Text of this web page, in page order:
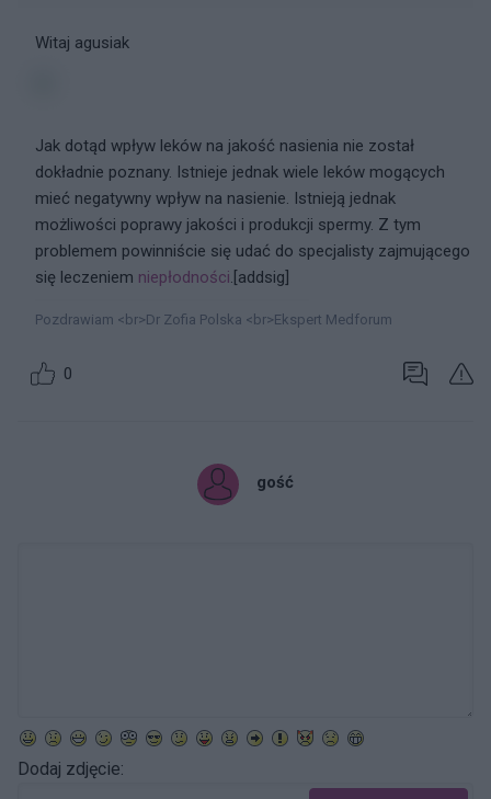
Witaj agusiak
Jak dotąd wpływ leków na jakość nasienia nie został
dokładnie poznany. Istnieje jednak wiele leków mogących
mieć negatywny wpływ na nasienie. Istnieją jednak
możliwości poprawy jakości i produkcji spermy. Z tym
problemem powinniście się udać do specjalisty zajmującego
się leczeniem niepłodności.[addsig]
Pozdrawiam <br>Dr Zofia Polska <br>Ekspert Medforum
0
gość
Dodaj zdjęcie: